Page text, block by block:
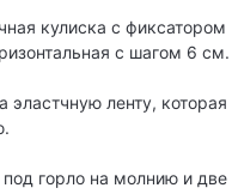
кулиска с фиксатором
с шагом 6 см.
эластчную ленту, которая
под горло на молнию и две